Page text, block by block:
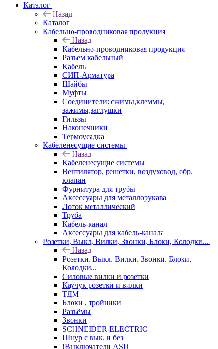
Каталог
Назад
Каталог
Кабельно-проводниковая продукция
Назад
Кабельно-проводниковая продукция
Разъем кабельный
Кабель
СИП-Арматура
Шайбы
Муфты
Соединители: сжимы,клеммы,
зажимы,заглушки
Гильзы
Наконечники
Термоусадка
Кабеленесущие системы
Назад
Кабеленесущие системы
Вентилятор, решетки, воздуховод, обр.
клапан
Фурнитура для трубы
Аксессуары для металлорукава
Лоток металлический
Труба
Кабель-канал
Аксессуары для кабель-канала
Розетки, Выкл, Вилки, Звонки, Блоки, Колодки...
Назад
Розетки, Выкл, Вилки, Звонки, Блоки,
Колодки...
Силовые вилки и розетки
Каучук розетки и вилки
ТДМ
Блоки , тройники
Разъёмы
Звонки
SCHNEIDER-ELECTRIC
Шнур с вык. и без
!Выключатели ASD